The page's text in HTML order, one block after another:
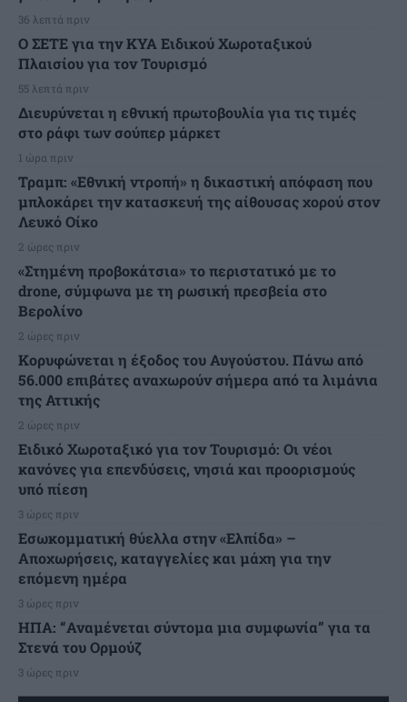
36 λεπτά πριν
Ο ΣΕΤΕ για την ΚΥΑ Ειδικού Χωροταξικού
Πλαισίου για τον Τουρισμό
55 λεπτά πριν
Διευρύνεται η εθνική πρωτοβουλία για τις τιμές
στο ράφι των σούπερ μάρκετ
1 ώρα πριν
Τραμπ: «Εθνική ντροπή» η δικαστική απόφαση που
μπλοκάρει την κατασκευή της αίθουσας χορού στον
Λευκό Οίκο
2 ώρες πριν
«Στημένη προβοκάτσια» το περιστατικό με το
drone, σύμφωνα με τη ρωσική πρεσβεία στο
Βερολίνο
2 ώρες πριν
Κορυφώνεται η έξοδος του Αυγούστου. Πάνω από
56.000 επιβάτες αναχωρούν σήμερα από τα λιμάνια
της Αττικής
2 ώρες πριν
Ειδικό Χωροταξικό για τον Τουρισμό: Οι νέοι
κανόνες για επενδύσεις, νησιά και προορισμούς
υπό πίεση
3 ώρες πριν
Εσωκομματική θύελλα στην «Ελπίδα» –
Αποχωρήσεις, καταγγελίες και μάχη για την
επόμενη ημέρα
3 ώρες πριν
ΗΠΑ: “Αναμένεται σύντομα μια συμφωνία” για τα
Στενά του Ορμούζ
3 ώρες πριν